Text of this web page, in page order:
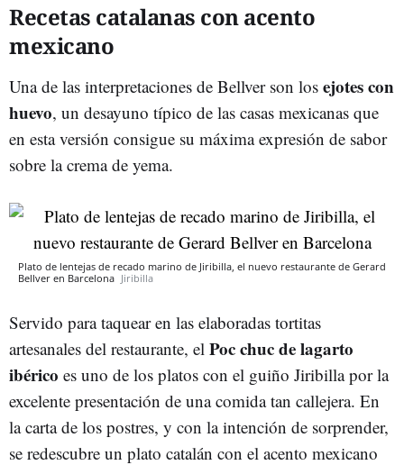
Recetas catalanas con acento
mexicano
Una de las interpretaciones de Bellver son los ejotes con
huevo, un desayuno típico de las casas mexicanas que
en esta versión consigue su máxima expresión de sabor
sobre la crema de yema.
Plato de lentejas de recado marino de Jiribilla, el nuevo restaurante de Gerard
Bellver en Barcelona Jiribilla
Servido para taquear en las elaboradas tortitas
artesanales del restaurante, el Poc chuc de lagarto
ibérico es uno de los platos con el guiño Jiribilla por la
excelente presentación de una comida tan callejera. En
la carta de los postres, y con la intención de sorprender,
se redescubre un plato catalán con el acento mexicano